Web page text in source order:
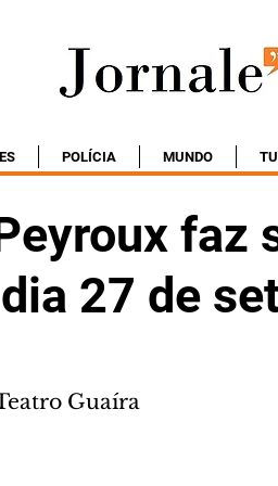
POLÍCIA MUNDO
faz
27 de
Guaíra